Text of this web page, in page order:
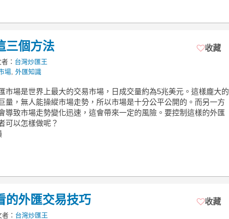
三個方法
： 台灣炒匯王
場 外匯知識
收藏
市場是世界上最大的交易市場，日成交量約為5兆美元。這樣龐大的
量，無人能操縱市場走勢，所以市場是十分公平公開的。而另一方
導致市場走勢變化迅速，這會帶來一定的風險。要控制這樣的外匯
可以怎樣做呢？
的外匯交易技巧
： 台灣炒匯王
收藏